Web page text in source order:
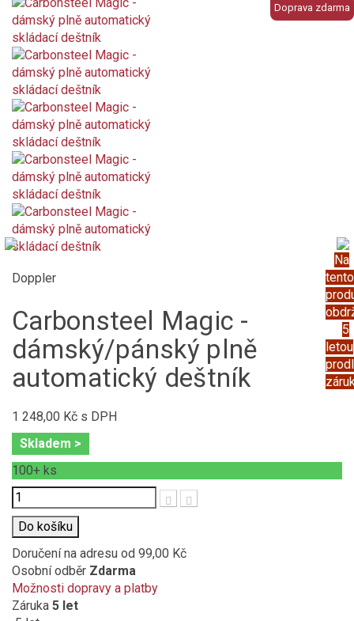
Doprava zdarma
Na
tento
5
letou
Doppler
Carbonsteel Magic -
dámský/pánský plně
automatický deštník
1 248,00 Kč s DPH
Skladem >
100+ ks
Počet
Do košíku
Doručení na adresu od 99,00 Kč
Osobní odběr Zdarma
Možnosti dopravy a platby
Záruka 5 let